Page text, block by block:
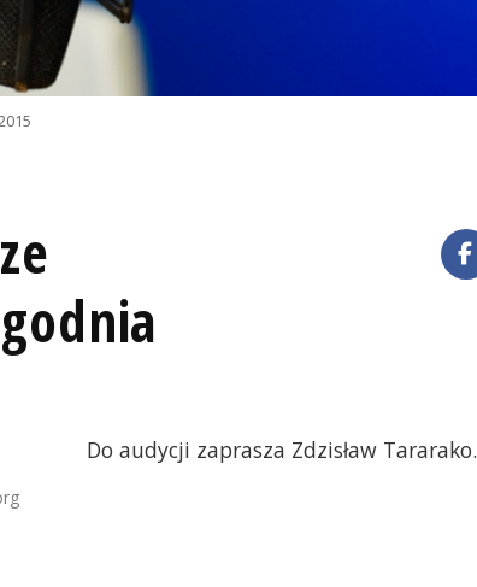
Do audycji zaprasza Zdzisław Tararako.